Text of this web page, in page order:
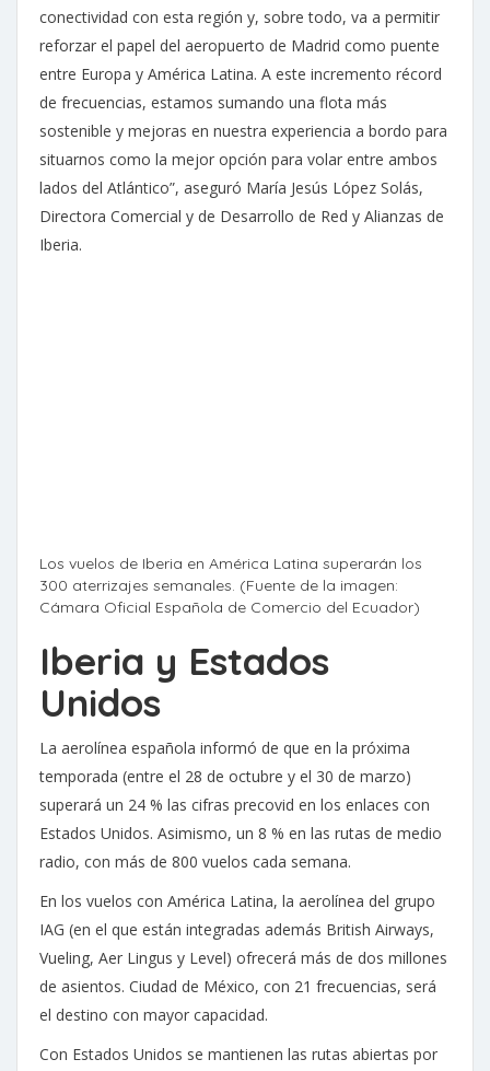
conectividad con esta región y, sobre todo, va a permitir
reforzar el papel del aeropuerto de Madrid como puente
entre Europa y América Latina. A este incremento récord
de frecuencias, estamos sumando una flota más
sostenible y mejoras en nuestra experiencia a bordo para
situarnos como la mejor opción para volar entre ambos
lados del Atlántico”, aseguró María Jesús López Solás,
Directora Comercial y de Desarrollo de Red y Alianzas de
Iberia.
Los vuelos de Iberia en América Latina superarán los
300 aterrizajes semanales. (Fuente de la imagen:
Cámara Oficial Española de Comercio del Ecuador)
Iberia y Estados
Unidos
La aerolínea española informó de que en la próxima
temporada (entre el 28 de octubre y el 30 de marzo)
superará un 24 % las cifras precovid en los enlaces con
Estados Unidos. Asimismo, un 8 % en las rutas de medio
radio, con más de 800 vuelos cada semana.
En los vuelos con América Latina, la aerolínea del grupo
IAG (en el que están integradas además British Airways,
Vueling, Aer Lingus y Level) ofrecerá más de dos millones
de asientos. Ciudad de México, con 21 frecuencias, será
el destino con mayor capacidad.
Con Estados Unidos se mantienen las rutas abiertas por